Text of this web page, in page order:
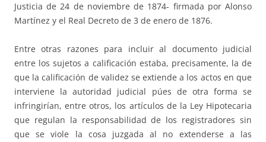
Justicia de 24 de noviembre de 1874- firmada por Alonso
Martínez y el Real Decreto de 3 de enero de 1876.
Entre otras razones para incluir al documento judicial
entre los sujetos a calificación estaba, precisamente, la de
que la calificación de validez se extiende a los actos en que
interviene la autoridad judicial púes de otra forma se
infringirían, entre otros, los artículos de la Ley Hipotecaria
que regulan la responsabilidad de los registradores sin
que se viole la cosa juzgada al no extenderse a las